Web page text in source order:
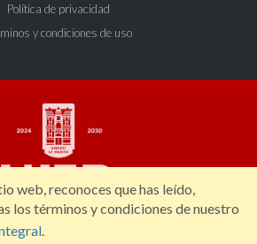
Política de privacidad
y condiciones de uso
web, reconoces que has leído,
los términos y condiciones de nuestro
.